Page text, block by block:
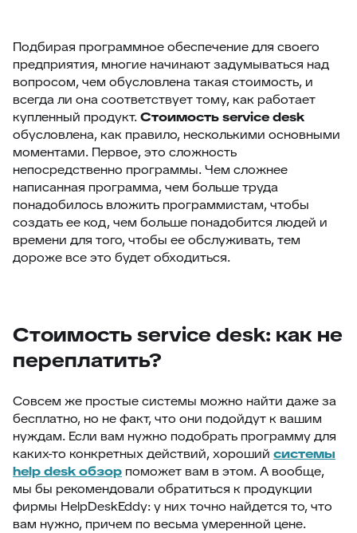
Подбирая программное обеспечение для своего
предприятия, многие начинают задумываться над
вопросом, чем обусловлена такая стоимость, и
всегда ли она соответствует тому, как работает
купленный продукт.Стоимостьservice desk
обусловлена, как правило, несколькими основными
моментами. Первое, это сложность
непосредственно программы. Чем сложнее
написанная программа, чем больше труда
понадобилось вложить программистам, чтобы
создать ее код, чем больше понадобится людей и
времени для того, чтобы ее обслуживать, тем
дороже все это будет обходиться.
Стоимость service desk: как не
переплатить?
Совсем же простые системы можно найти даже за
бесплатно, но не факт, что они подойдут к вашим
нуждам. Если вам нужно подобрать программу для
каких-то конкретных действий, хороший системы
help desk обзор поможет вам в этом. А вообще,
мы бы рекомендовали обратиться к продукции
фирмы HelpDeskEddy: у них точно найдется то, что
вам нужно, причем по весьма умеренной цене.